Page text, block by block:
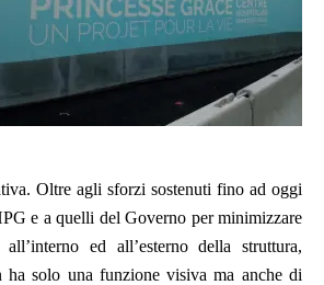
Oltre agli sforzi sostenuti fino ad oggi
e a quelli del Governo per minimizzare
ed all’esterno della struttura,
ha solo una funzione visiva ma anche di